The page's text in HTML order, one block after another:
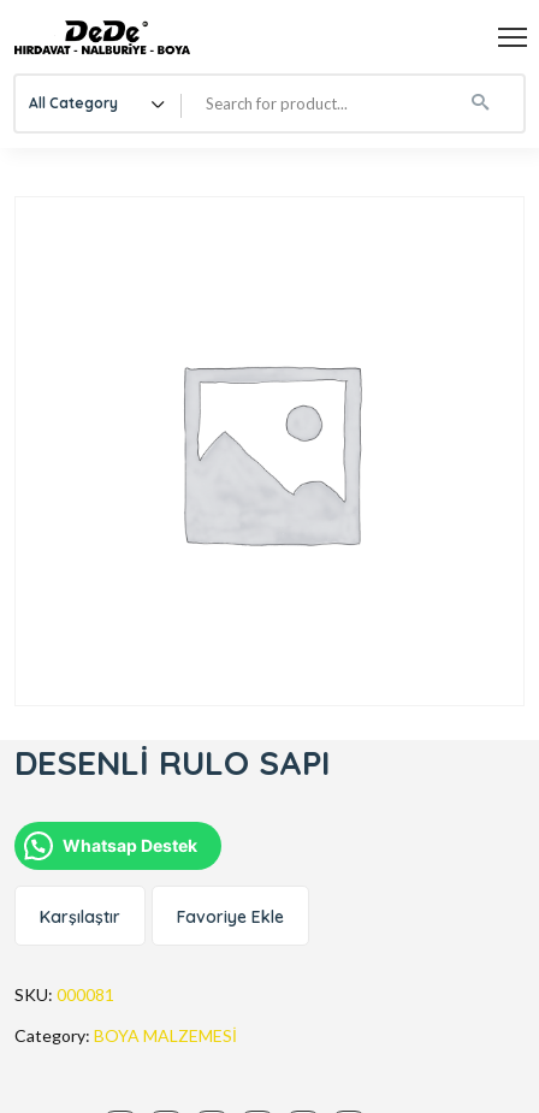
All Category
DESENLİ RULO SAPI
Whatsap Destek
Karşılaştır Favoriye Ekle
SKU: 000081
Category: BOYA MALZEMESİ